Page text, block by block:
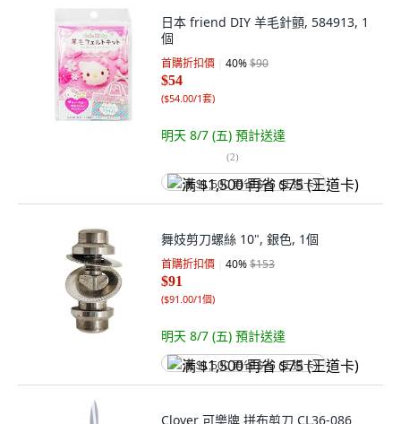
日本 friend DIY 羊毛針顫, 584913, 1
個
首購折扣價 40%$90
$54
($54.00/1套)
明天 8/7 (五) 預計送達
(2)
满 $1,500 再省 $75 (王道卡)
舞妓剪刀螺絲 10", 銀色, 1個
首購折扣價 40%$153
$91
($91.00/1個)
明天 8/7 (五) 預計送達
满 $1,500 再省 $75 (王道卡)
Clover 可樂牌 拼布剪刀 CL36-086